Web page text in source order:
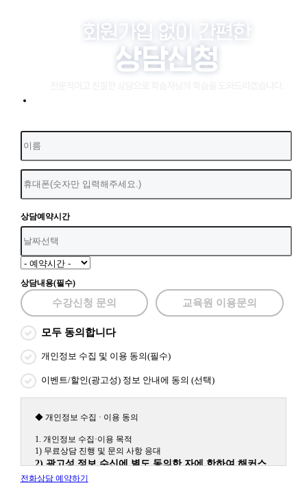
상담예약시간
상담내용(필수)
수강신청 문의 교육원 이용문의
모두 동의합니다
개인정보 수집 및 이용 동의(필수)
이벤트/할인(광고성) 정보 안내에 동의 (선택)
◆ 개인정보 수집 · 이용 동의
1. 개인정보 수집·이용 목적
1) 무료상담 진행 및 문의 사항 응대
2) 광고성 정보 수신에 별도 동의한 자에 한하여 해커스
원격평생교육원을 비롯한 해커스 교육그룹의 새로운 서
전화상담 예약하기